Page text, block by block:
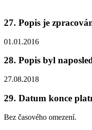
27. Popis je
01.01.2016
28. Popis byl
27.08.2018
29. Datum konce
Bez časového omezení.